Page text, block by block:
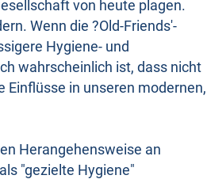
von heute plagen.
Wenn die ?Old-Friends'-
Hygiene- und
wahrscheinlich ist, dass nicht
in unseren modernen,
Herangehensweise an
"gezielte Hygiene"